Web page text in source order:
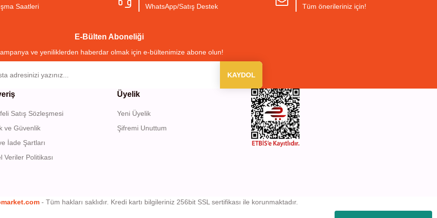
Gönder
Saatleri WhatsApp/Satış Destek Tüm önerileriniz için!
E-Bülten Aboneliği
ve yeniliklerden haberdar olmak için e-bültenimize abone olun!
KAYDOL
Satış Sözleşmesi
ve Güvenlik
İade Şartları
Veriler Politikası
Üyelik
Yeni Üyelik
Şifremi Unuttum
- Tüm hakları saklıdır. Kredi kartı bilgileriniz 256bit SSL sertifikası ile korunmaktadır.